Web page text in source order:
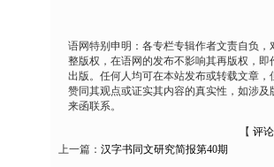
语网特别申明：各专栏专辑作者文责自负，
整版权，在语网的发布不影响其再版权，即
出版。任何人均可在本站发布或转载文章，
赞同其观点或证实其内容的真实性，如涉及
来函联系。
【 评论
上一篇： 汉字书同文研究简报第40期